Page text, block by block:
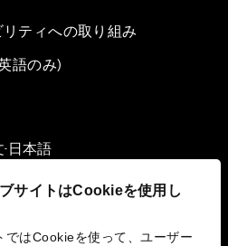
サイトはCookieを使用し
ではCookieを使って、ユーザー
ティへの取り組み
語のみ)
▪ 日本語